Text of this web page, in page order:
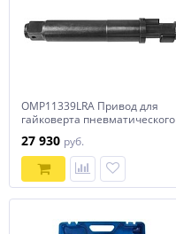
OMP11339LRA Привод для
гайковерта пневматического
27 930 руб.